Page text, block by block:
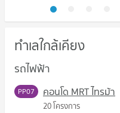
ทำเลใกล้เคียง
รถไฟฟ้า
PP07 คอนโด MRT ไทรม้า
20 โครงการ